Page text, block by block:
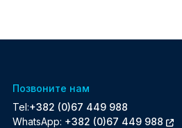
Позвоните нам
Tel:+382 (0)67 449 988
WhatsApp: +382 (0)67 449 988